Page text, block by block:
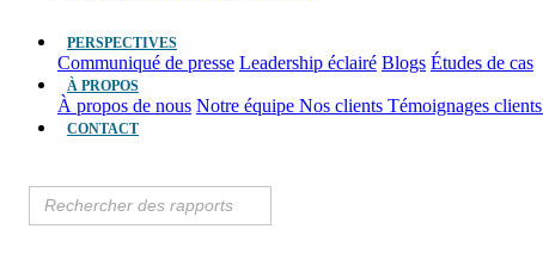
PERSPECTIVES
Communiqué de presse Leadership éclairé Blogs Études de cas
À PROPOS
À propos de nous Notre équipe Nos clients Témoignages clients
CONTACT